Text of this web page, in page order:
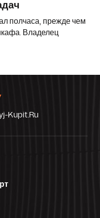
полчаса, прежде чем
Владелец
Kupit.ru